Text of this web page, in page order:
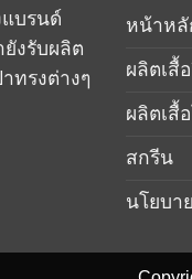
แบรนด์
ยังรับผลิต
ทรงต่างๆ
หน้าหลั
ผลิตเสื้
ผลิตเสื้
สกรีน
นโยบา